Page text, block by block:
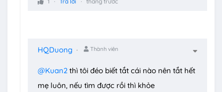
HQDuong Thành viên
@Kuan2 thì tôi đéo biết tắt cái nào nên tắt hết
mẹ luôn, nếu tìm được rồi thì khỏe